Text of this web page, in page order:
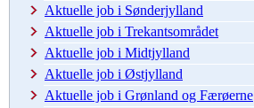
Aktuelle job i Sønderjylland
Aktuelle job i Trekantsområdet
Aktuelle job i Midtjylland
Aktuelle job i Østjylland
Aktuelle job i Grønland og Færøerne